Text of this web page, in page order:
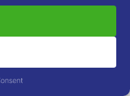
ist, dann werden